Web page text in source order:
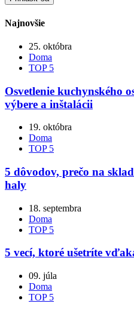
Najnovšie
25. októbra
Doma
TOP 5
Osvetlenie kuchynského
výbere a inštalácii
19. októbra
Doma
TOP 5
5 dôvodov, prečo na
haly
18. septembra
Doma
TOP 5
5 vecí, ktoré ušetríte
09. júla
Doma
TOP 5